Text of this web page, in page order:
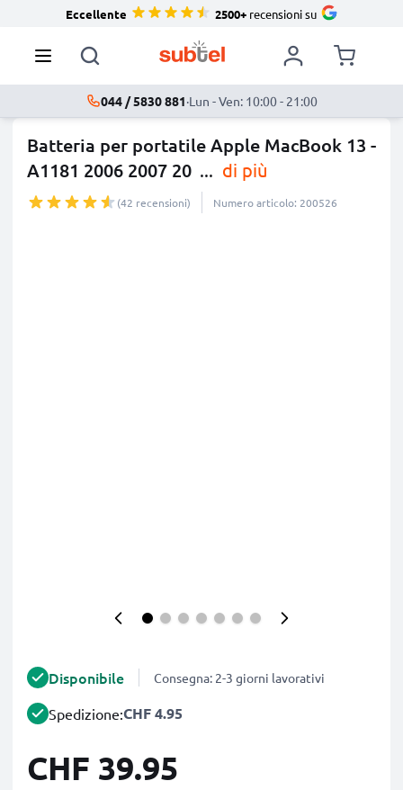
Eccellente 2500+recensioni su
044 / 5830 881·Lun - Ven: 10:00 - 21:00
Batteria per portatile Apple MacBook 13 -
A1181 2006 2007 20 ... di più
(42 recensioni) Numero articolo: 200526
Disponibile Consegna: 2-3 giorni lavorativi
Spedizione:CHF 4.95
CHF 39.95